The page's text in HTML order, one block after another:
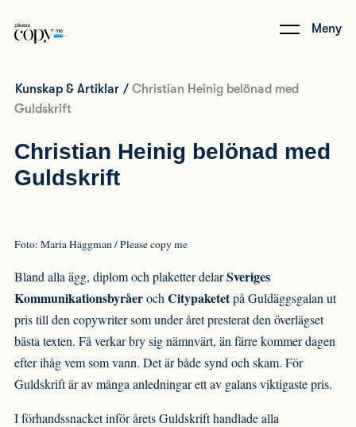
Meny
Kunskap & Artiklar / Christian Heinig belönad med
Guldskrift
Christian Heinig belönad med
Guldskrift
Foto: Maria Häggman / Please copy me
Bland alla ägg, diplom och plaketter delarSveriges
Kommunikationsbyråeroch Citypaketetpå Guldäggsgalan ut
pris till den copywriter som under året presterat den överlägset
bästa texten. Få verkar bry sig nämnvärt, än färre kommer dagen
efter ihåg vem som vann. Det är både synd och skam. För
Guldskrift är av många anledningar ett av galans viktigaste pris.
I förhandssnacket inför årets Guldskrift handlade alla